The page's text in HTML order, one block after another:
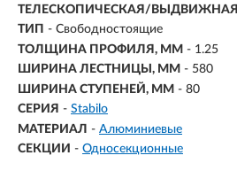
ТЕЛЕСКОПИЧЕСКАЯ/ВЫДВИЖНАЯ
ТИП - Свободностоящие
ТОЛЩИНА ПРОФИЛЯ, ММ - 1.25
ШИРИНА ЛЕСТНИЦЫ, ММ - 580
ШИРИНА СТУПЕНЕЙ, ММ - 80
СЕРИЯ - Stabilo
МАТЕРИАЛ - Алюминиевые
СЕКЦИИ - Односекционные